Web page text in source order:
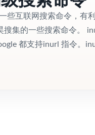
些互联网搜索命令，有
搜集的一些搜索命令。
都支持inurl 指令。